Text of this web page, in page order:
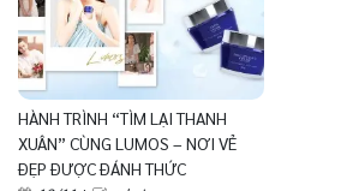
HÀNH TRÌNH “TÌM LẠI THANH
XUÂN” CÙNG LUMOS – NƠI VẺ
ĐẸP ĐƯỢC ĐÁNH THỨC